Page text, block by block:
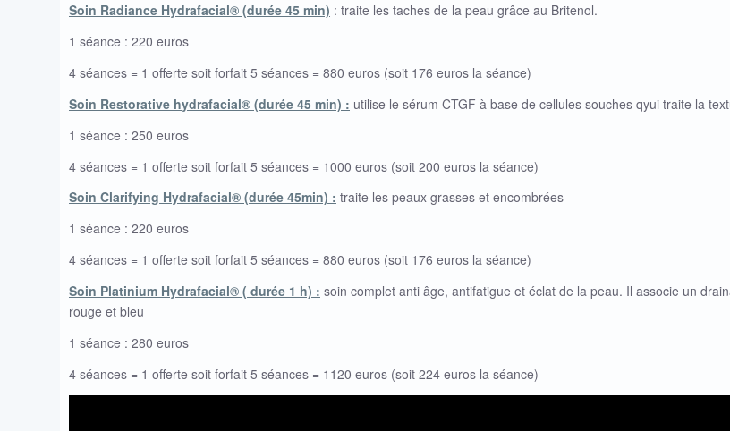
Soin Radiance Hydrafacial® (durée 45 min) : traite les taches de la peau grâce au Britenol.
1 séance : 220 euros
4 séances = 1 offerte soit forfait 5 séances = 880 euros (soit 176 euros la séance)
Soin Restorative hydrafacial® (durée 45 min) : utilise le sérum CTGF à base de cellules souches qyui traite la
1 séance : 250 euros
4 séances = 1 offerte soit forfait 5 séances = 1000 euros (soit 200 euros la séance)
Soin Clarifying Hydrafacial® (durée 45min) : traite les peaux grasses et encombrées
1 séance : 220 euros
4 séances = 1 offerte soit forfait 5 séances = 880 euros (soit 176 euros la séance)
Soin Platinium Hydrafacial® ( durée 1 h) : soin complet anti âge, antifatigue et éclat de la peau. Il associe un
rouge et bleu
1 séance : 280 euros
4 séances = 1 offerte soit forfait 5 séances = 1120 euros (soit 224 euros la séance)